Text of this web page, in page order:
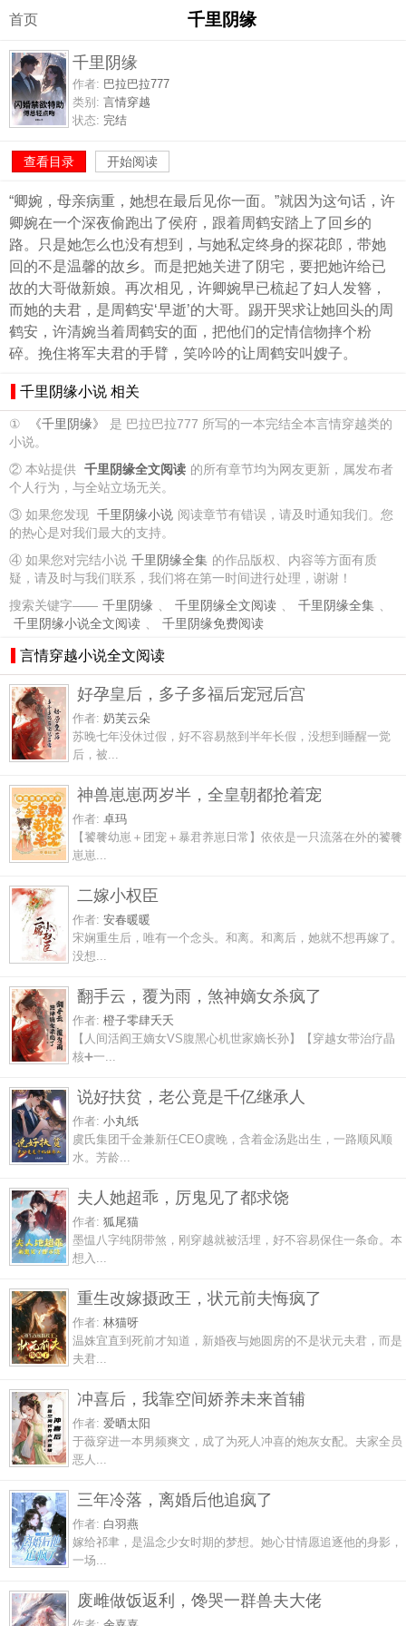
首页 千里阴缘
千里阴缘
作者: 巴拉巴拉777
类别: 言情穿越
状态: 完结
查看目录 开始阅读
“卿婉，母亲病重，她想在最后见你一面。”就因为这句话，许
卿婉在一个深夜偷跑出了侯府，跟着周鹤安踏上了回乡的
路。只是她怎么也没有想到，与她私定终身的探花郎，带她
回的不是温馨的故乡。而是把她关进了阴宅，要把她许给已
故的大哥做新娘。再次相见，许卿婉早已梳起了妇人发簪，
而她的夫君，是周鹤安‘早逝’的大哥。踢开哭求让她回头的周
鹤安，许清婉当着周鹤安的面，把他们的定情信物摔个粉
碎。挽住将军夫君的手臂，笑吟吟的让周鹤安叫嫂子。
千里阴缘小说 相关
① 《千里阴缘》
是 巴拉巴拉777 所写的一本完结全本言情穿越类的
小说。
② 本站提供 千里阴缘全文阅读 的所有章节均为网友更新，属发布者
个人行为，与全站立场无关。
③ 如果您发现 千里阴缘小说 阅读章节有错误，请及时通知我们。您
的热心是对我们最大的支持。
④ 如果您对完结小说 千里阴缘全集 的作品版权、内容等方面有质
疑，请及时与我们联系，我们将在第一时间进行处理，谢谢！
搜索关键字—— 千里阴缘 、 千里阴缘全文阅读 、 千里阴缘全集 、
千里阴缘小说全文阅读 、 千里阴缘免费阅读
言情穿越小说全文阅读
好孕皇后，多子多福后宠冠后宫
作者: 奶芙云朵
苏晚七年没休过假，好不容易熬到半年长假，没想到睡醒一觉
后，被...
神兽崽崽两岁半，全皇朝都抢着宠
作者: 卓玛
【饕餮幼崽＋团宠＋暴君养崽日常】依依是一只流落在外的饕餮
崽崽...
二嫁小权臣
作者: 安春暖暖
宋娴重生后，唯有一个念头。和离。和离后，她就不想再嫁了。
没想...
翻手云，覆为雨，煞神嫡女杀疯了
作者: 橙子零肆夭夭
【人间活阎王嫡女VS腹黑心机世家嫡长孙】【穿越女带治疗晶
核➕一...
说好扶贫，老公竟是千亿继承人
作者: 小丸纸
虞氏集团千金兼新任CEO虞晚，含着金汤匙出生，一路顺风顺
水。芳龄...
夫人她超乖，厉鬼见了都求饶
作者: 狐尾猫
墨愠八字纯阴带煞，刚穿越就被活埋，好不容易保住一条命。本
想入...
重生改嫁摄政王，状元前夫悔疯了
作者: 林猫呀
温姝宜直到死前才知道，新婚夜与她圆房的不是状元夫君，而是
夫君...
冲喜后，我靠空间娇养未来首辅
作者: 爱晒太阳
于薇穿进一本男频爽文，成了为死人冲喜的炮灰女配。夫家全员
恶人...
三年冷落，离婚后他追疯了
作者: 白羽燕
嫁给祁聿，是温念少女时期的梦想。她心甘情愿追逐他的身影，
一场...
废雌做饭返利，馋哭一群兽夫大佬